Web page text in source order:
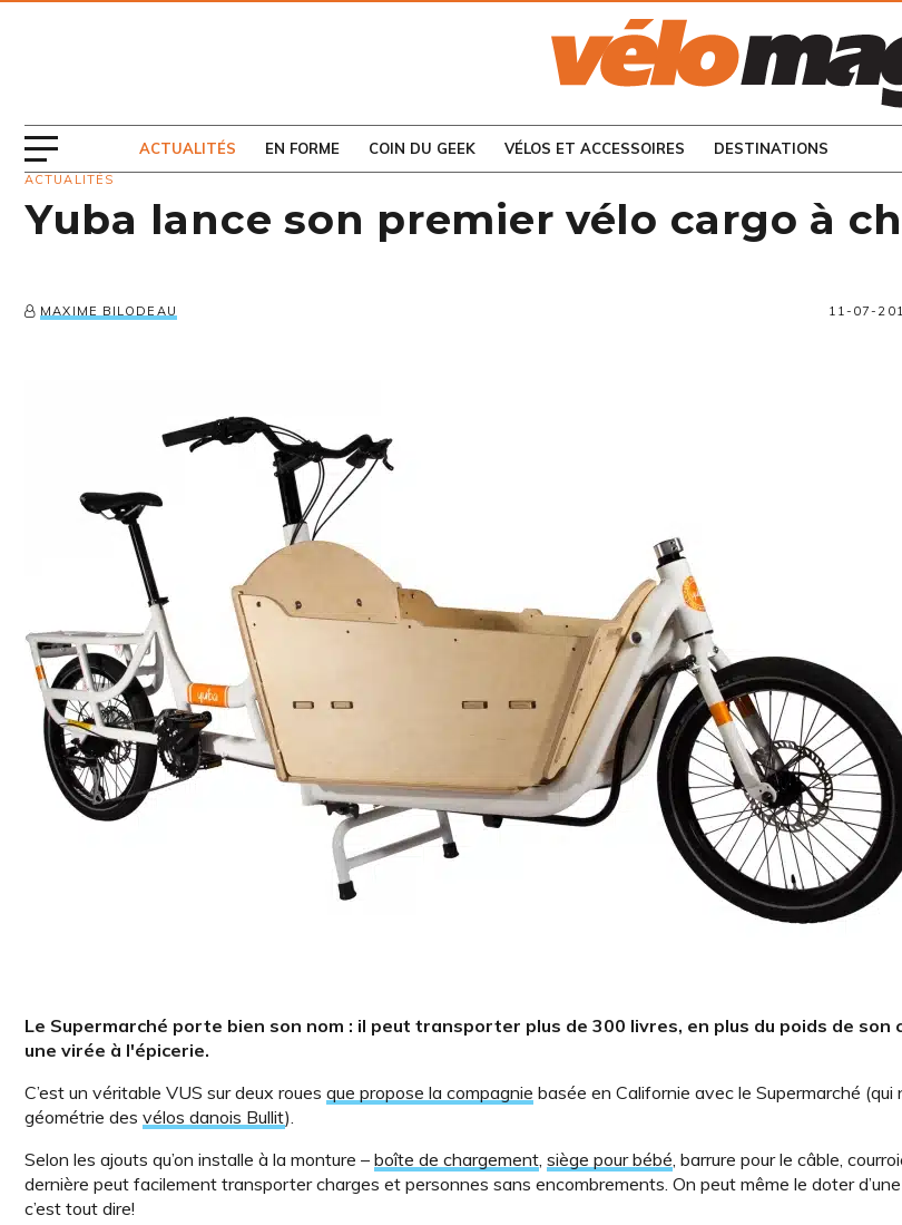
ACTUALITÉS EN FORME COIN DU GEEK VÉLOS ET ACCESSOIRES DESTINATIONS
CONSULTEZ LES
ACTUALITÉS
Yuba lance son premier vélo cargo à
MAXIME BILODEAU 11-07-
Le Supermarché porte bien son nom : il peut transporter plus de 300 livres, en plus du poids de son
une virée à l'épicerie.
C’est un véritable VUS sur deux roues que propose la compagnie basée en Californie avec le Supermarché (qui
géométrie des vélos danois Bullit).
Selon les ajouts qu’on installe à la monture – boîte de chargement, siège pour bébé, barrure pour le câble,
dernière peut facilement transporter charges et personnes sans encombrements. On peut même le doter
c’est tout dire!